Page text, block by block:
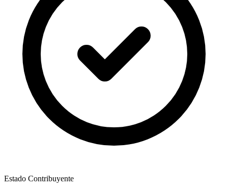
Estado Contribuyente